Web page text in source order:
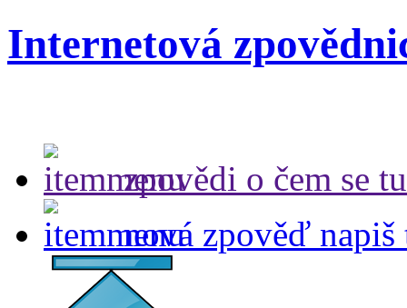
Internetová
zpovědi o čem se
nová zpověď napiš